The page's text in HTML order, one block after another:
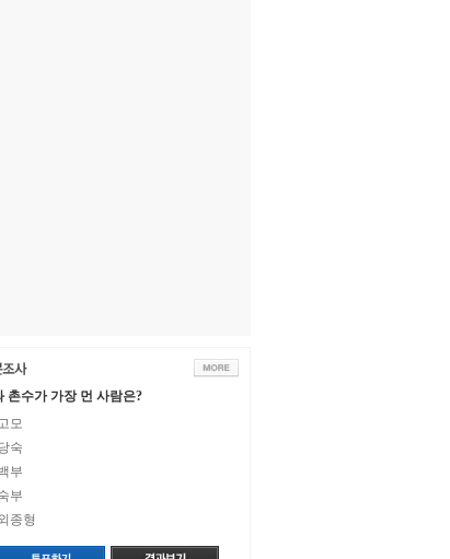
촌수가 가장 먼 사람은?
모
숙
부
부
종형